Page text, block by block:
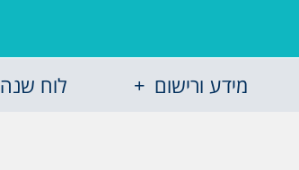
מידע ורישום לוח שנה